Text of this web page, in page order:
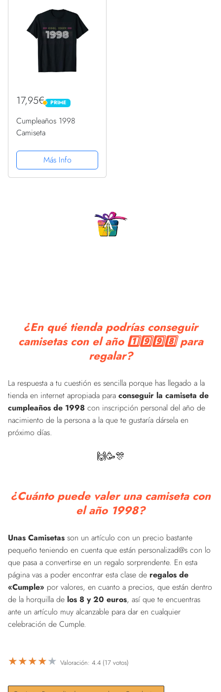
17,95€ PRIME
PRIME
Cumpleaños 1998
Camiseta
Más Info
¿En qué tienda podrías conseguir
camisetas con el año 1️⃣9️⃣9️⃣8️⃣ para
regalar?
La respuesta a tu cuestión es sencilla porque has llegado a la
tienda en internet apropiada para conseguir la camiseta de
cumpleaños de 1998 con inscripción personal del año de
nacimiento de la persona a la que te gustaría dársela en
próximo días.
🙌🥳🎊
¿Cuánto puede valer una camiseta con
el año 1998?
Unas Camisetas son un artículo con un precio bastante
pequeño teniendo en cuenta que están personalizad@s con lo
que pasa a convertirse en un regalo sorprendente. En esta
página vas a poder encontrar esta clase de regalos de
«Cumple» por valores, en cuanto a precios, que están dentro
de la horquilla de los 8 y 20 euros, así que te encuentras
ante un artículo muy alcanzable para dar en cualquier
celebración de Cumple.
★★★★★ Valoración: 4.4 (17 votos)